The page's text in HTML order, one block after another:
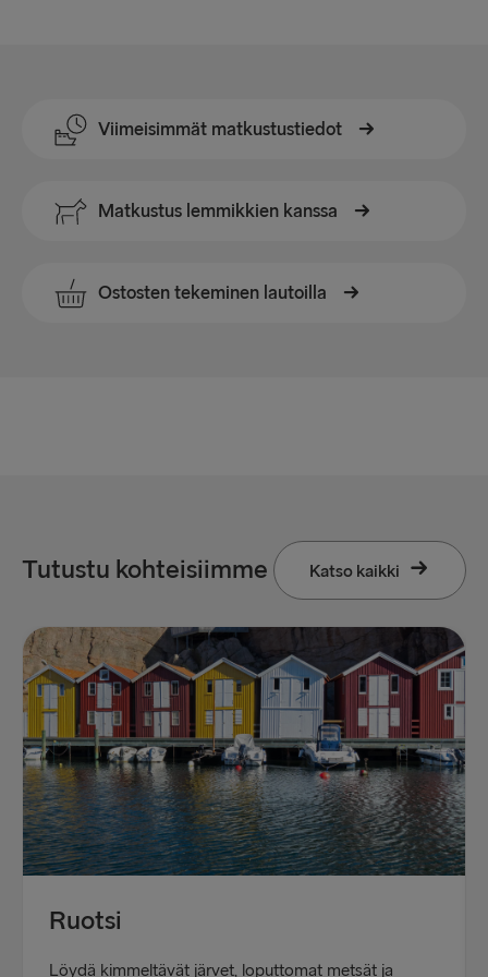
LATVIASTA RUOTSIIN
Nynäshamn → Ventspils
Viimeisimmät matkustustiedot
Matkustus lemmikkien kanssa
Ostosten tekeminen lautoilla
Tutustu kohteisiimme Katso kaikki
Ruotsi
Löydä kimmeltävät järvet, loputtomat metsät ja